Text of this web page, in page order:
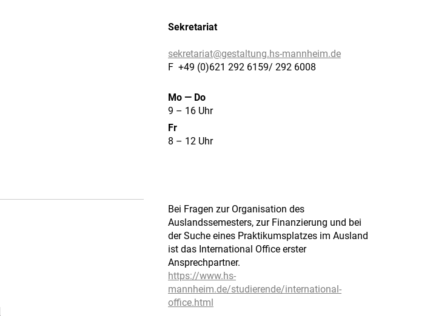
Sekretariat
sekretariat@gestaltung.hs-mannheim.de
F +49 (0)621 292 6159/ 292 6008
Mo — Do
9 – 16 Uhr
Fr
8 – 12 Uhr
Bei Fragen zur Organisation des
Auslandssemesters, zur Finanzierung und bei
der Suche eines Praktikumsplatzes im Ausland
ist das International Office erster
Ansprechpartner.
https://www.hs-
mannheim.de/studierende/international-
office.html